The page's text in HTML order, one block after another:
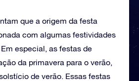
que a origem da festa
com algumas festividades
especial, as festas de
da primavera para o verão,
de verão. Essas festas